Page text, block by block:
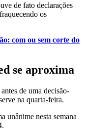
de fato declarações
os
com ou sem corte do
se aproxima
de uma decisão-
na quarta-feira.
unânime nesta semana